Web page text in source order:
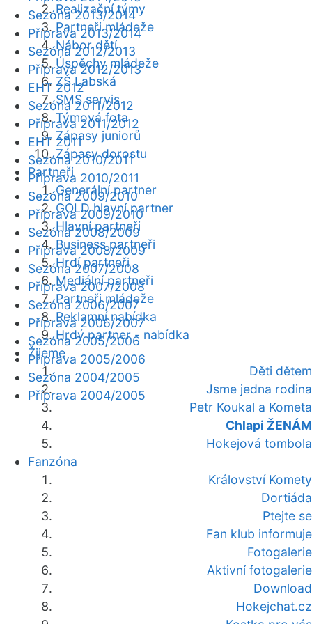
Realizační týmy
Partneři mládeže
Nábor dětí
Úspěchy mládeže
ZŠ Labská
SMS servis
Týmová fota
Zápasy juniorů
Zápasy dorostu
Partneři
Generální partner
GOLD hlavní partner
Hlavní partneři
Business partneři
Hrdí partneři
Mediální partneři
Partneři mládeže
Reklamní nabídka
Hrdý partner - nabídka
Žijeme
Děti dětem
Jsme jedna rodina
Petr Koukal a Kometa
Chlapi ŽENÁM
Hokejová tombola
Fanzóna
Království Komety
Dortiáda
Ptejte se
Fan klub informuje
Fotogalerie
Aktivní fotogalerie
Download
Hokejchat.cz
Sezóna 2013/2014
Příprava 2013/2014
Sezóna 2012/2013
Příprava 2012/2013
EHT 2012
Sezóna 2011/2012
Příprava 2011/2012
EHT 2011
Sezóna 2010/2011
Příprava 2010/2011
Sezóna 2009/2010
Příprava 2009/2010
Sezóna 2008/2009
Příprava 2008/2009
Sezóna 2007/2008
Příprava 2007/2008
Sezóna 2006/2007
Příprava 2006/2007
Sezóna 2005/2006
Příprava 2005/2006
Sezóna 2004/2005
Příprava 2004/2005